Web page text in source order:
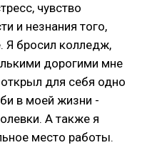
чувство
и незнания того,
Я бросил колледж,
дорогими мне
для себя одно
в моей жизни -
А также я
место работы.